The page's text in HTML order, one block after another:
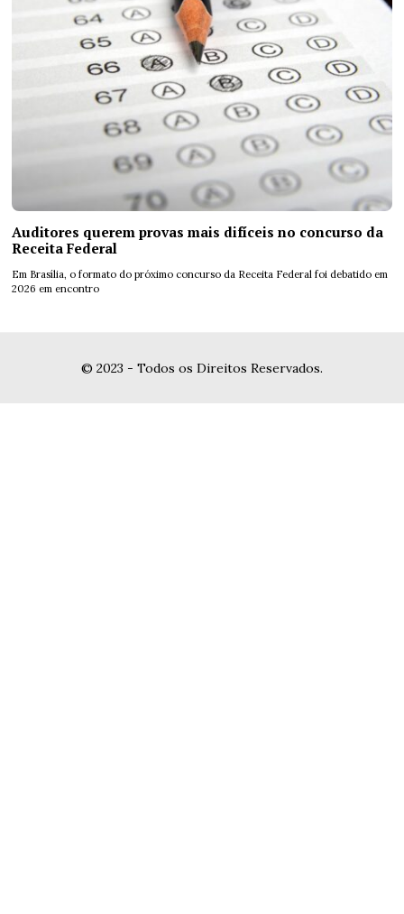
Auditores querem provas mais difíceis no concurso da
Receita Federal
Em Brasília, o formato do próximo concurso da Receita Federal foi debatido em
2026 em encontro
© 2023 - Todos os Direitos Reservados.